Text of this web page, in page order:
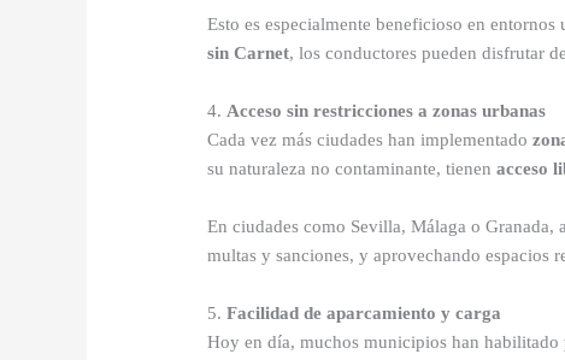
Esto es especialmente beneficioso en
sin Carnet, los conductores pueden disfrutar
4. Acceso sin restricciones a zonas urbanas
Cada vez más ciudades han implementado
su naturaleza no contaminante, tienenacceso
En ciudades como Sevilla, Málaga o Granada,
multas y sanciones, y aprovechando espacios
5.Facilidad de aparcamiento y carga
Hoy en día, muchos municipios han habilitado